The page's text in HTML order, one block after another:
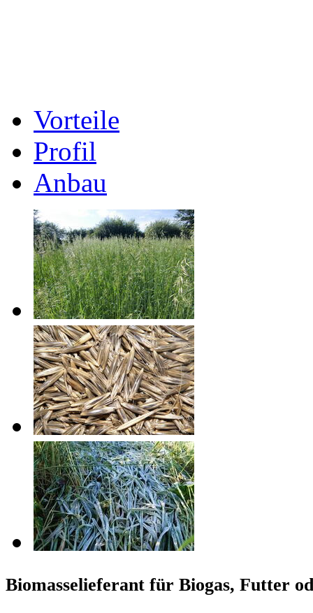
Vorteile
Profil
Anbau
Biomasselieferant für Biogas, Futter